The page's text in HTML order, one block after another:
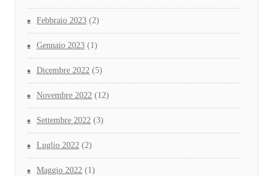
Febbraio 2023 (2)
Gennaio 2023 (1)
Dicembre 2022 (5)
Novembre 2022 (12)
Settembre 2022 (3)
Luglio 2022 (2)
Maggio 2022 (1)